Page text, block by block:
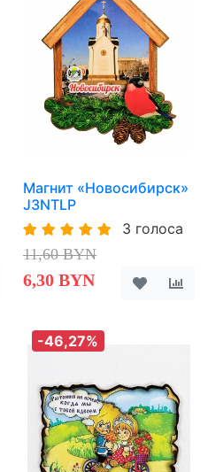
Магнит «Новосибирск»
J3NTLP
3 голоса
11,60 BYN
6,30 BYN
-46,27%